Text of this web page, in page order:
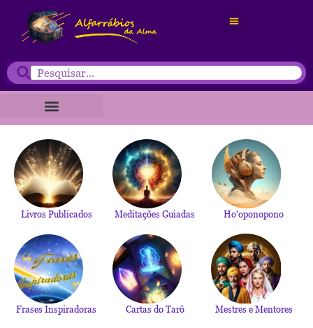
Livros Publicados Meditações Guiadas Ho'oponopono
Frases Inspiradoras Cartas do Tarô Mestres e Mentores